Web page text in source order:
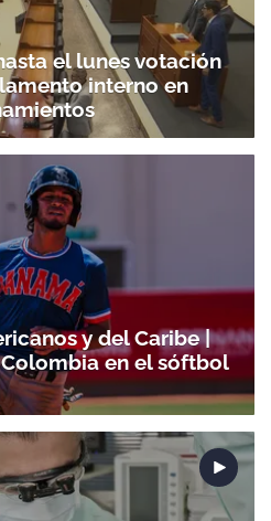
el lunes votación
interno en
y del Caribe |
en el sóftbol